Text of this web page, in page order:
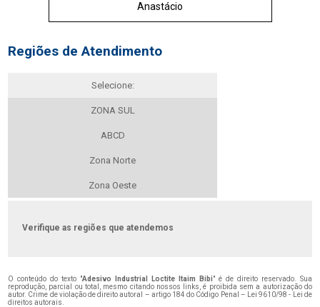
Anastácio
Regiões de Atendimento
Selecione:
ZONA SUL
ABCD
Zona Norte
Zona Oeste
Verifique as regiões que atendemos
O conteúdo do texto "Adesivo Industrial Loctite Itaim Bibi" é de direito reservado. Sua
reprodução, parcial ou total, mesmo citando nossos links, é proibida sem a autorização do
autor. Crime de violação de direito autoral – artigo 184 do Código Penal –
Lei 9610/98 - Lei de
direitos autorais